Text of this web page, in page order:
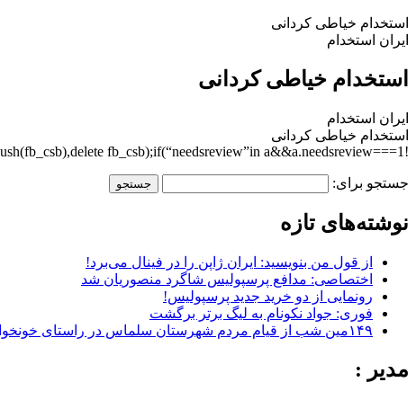
استخدام خیاطی کردانی
ایران استخدام
استخدام خیاطی کردانی
ایران استخدام
استخدام خیاطی کردانی
!1===a.adult)&&”255″===ds)&&(d.push(fb_csa),delete fb_csa,c+=”&as=”+a.adult+”&gc=”+a.client);”faillisted”in a&&a.faillisted&&(d.push(fb_csb),delete fb_csb);if(“needsreview”in a&&a.needsreview
جستجو برای:
نوشته‌های تازه
از قول من بنویسید: ایران ژاپن را در فینال می‌برد!
اختصاصی: مدافع پرسپولیس شاگرد منصوریان شد
رونمایی از دو خرید جدید پرسپولیس!
فوری: جواد نکونام به لیگ برتر برگشت
۱۴۹مین شب از قیام مردم شهرستان سلماس در راستای خونخواهی رهبر شهید + تصاویر
مدیر :